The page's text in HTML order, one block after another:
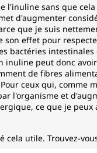
l'inuline sans que
d'augmenter
que je suis
effet pour
bactéries
inuline peut donc
de fibres
ceux qui, comme
l'organisme et
ce que je
cela utile. Trouvez-